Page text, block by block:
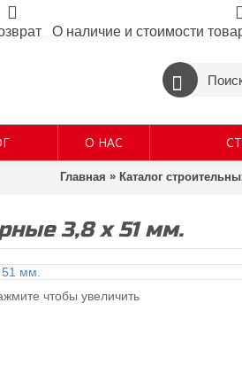
О наличие и стоимости
О НАС
Главная » Каталог
3,8 х 51 мм.
чтобы увеличить